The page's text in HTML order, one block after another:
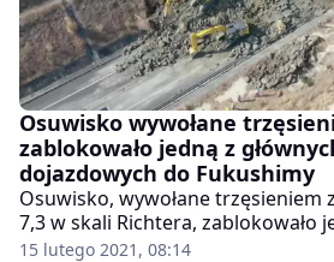
Osuwisko wywołane
zablokowało jedną z
dojazdowych do Fukushimy
Osuwisko, wywołane
7,3 w skali Richtera, zablokowało
dróg dojazdowych do Fukushimy.
15 lutego 2021, 08:14